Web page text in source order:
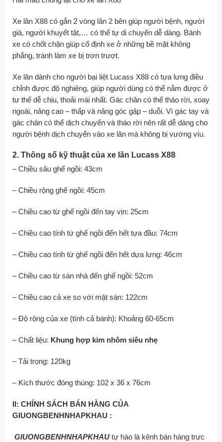
Xe lăn X88 có gắn 2 vòng lăn 2 bên giúp người bệnh, người
già, người khuyết tật,… có thể tự di chuyển dễ dàng. Bánh
xe có chốt chặn giúp cố định xe ở những bề mặt không
phẳng, tránh làm xe bị trơn trượt.
Xe lăn dành cho người bại liệt Lucass X88 có tựa lưng điều
chỉnh được độ nghiêng, giúp người dùng có thể nằm được ở
tư thế dễ chịu, thoải mái nhất. Gác chân có thể tháo rời, xoay
ngoài, nâng cao – thấp và nâng góc gập – duỗi. Vì gác tay và
gác chân có thể dịch chuyển và tháo rời nên rất dễ dàng cho
người bệnh dịch chuyển vào xe lăn mà không bị vướng víu.
2. Thông số kỹ thuật của xe lăn Lucass X88
– Chiều sâu ghế ngồi: 43cm
– Chiều rộng ghế ngồi: 45cm
– Chiều cao từ ghế ngồi đến tay vịn: 25cm
– Chiều cao tính từ ghế ngồi đến hết tựa đầu: 74cm
– Chiều cao tính từ ghế ngồi đến hết dựa lưng: 46cm
– Chiều cao từ sàn nhà đến ghế ngồi: 52cm
– Chiều cao cả xe so với mặt sàn: 122cm
– Độ rộng của xe (tính cả bánh): Khoảng 60-65cm
– Chất liệu: Khung hợp kim nhôm siêu nhẹ
– Tải trọng: 120kg
– Kích thước đóng thùng: 102 x 36 x 76cm
II: CHÍNH SÁCH BÁN HÀNG CỦA
GIUONGBENHNHAPKHAU :
GIUONGBENHNHAPKHAU tự hào là kênh bán hàng trực